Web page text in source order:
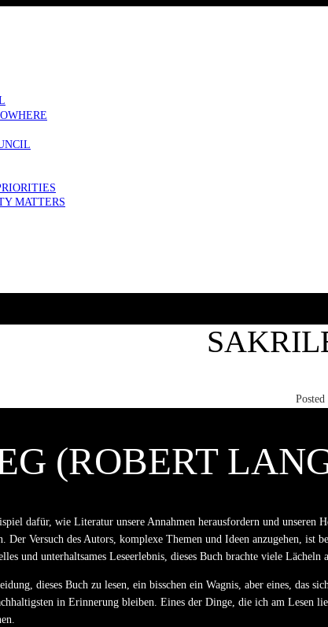
MATTERS
Posted
(ROBERT
dafür, wie Literatur unsere Annahmen herausfordern und
Der Versuch des Autors, komplexe Themen und Ideen anzugehen,
und unterhaltsames Leseerlebnis, dieses Buch brachte viele
dieses Buch zu lesen, ein bisschen ein Wagnis, aber eines, das
in Erinnerung bleiben. Eines der Dinge, die ich am